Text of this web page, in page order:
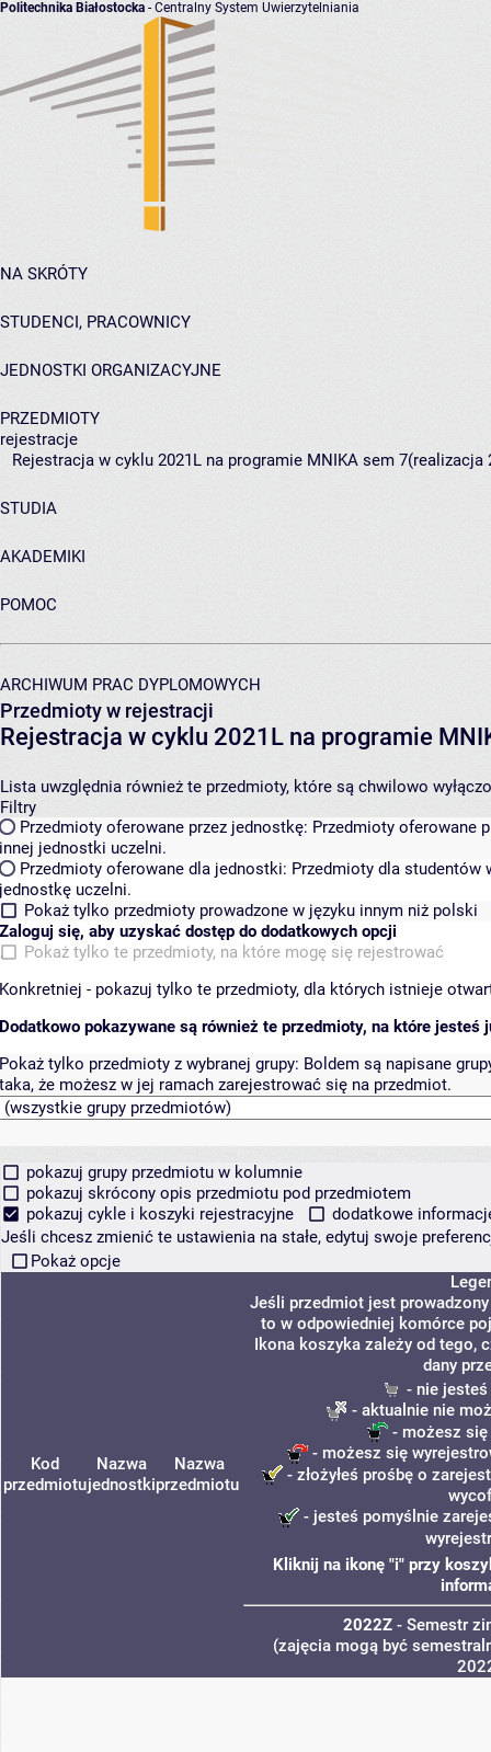
Politechnika Białostocka - Centralny System Uwierzytelniania
NA SKRÓTY
STUDENCI, PRACOWNICY
JEDNOSTKI ORGANIZACYJNE
PRZEDMIOTY
rejestracje
Rejestracja w cyklu 2021L na programie MNIKA sem 7(realizacja
STUDIA
AKADEMIKI
POMOC
ARCHIWUM PRAC DYPLOMOWYCH
Przedmioty w rejestracji
Rejestracja w cyklu 2021L na programie
Lista uwzględnia również te przedmioty, które są chwilowo
Filtry
Przedmioty oferowane przez jednostkę: Przedmioty oferowane
innej jednostki uczelni.
Przedmioty oferowane dla jednostki: Przedmioty dla studentów
jednostkę uczelni.
Pokaż tylko przedmioty prowadzone w języku innym niż polski
Zaloguj się, aby uzyskać dostęp do dodatkowych opcji
Pokaż tylko te przedmioty, na które mogę się rejestrować
Konkretniej - pokazuj tylko te przedmioty, dla których istnieje
Dodatkowo pokazywane są również te przedmioty, na które jesteś
Pokaż tylko przedmioty z wybranej grupy: Boldem są napisane
taka, że możesz w jej ramach zarejestrować się na przedmiot.
pokazuj grupy przedmiotu w kolumnie
pokazuj skrócony opis przedmiotu pod przedmiotem
pokazuj cykle i koszyki rejestracyjne
dodatkowe
Jeśli chcesz zmienić te ustawienia na stałe, edytuj swoje
Pokaż opcje
Kod
przedmiotu
Nazwa
jednostki
Nazwa
przedmiotu
Jeśli przedmiot jest
to w odpowiedniej komórce
Ikona koszyka zależy od tego,
dany
- nie
- aktualnie nie
- możesz się
- możesz się
- złożyłeś prośbę o
- jesteś pomyślnie
Kliknij na ikonę "i" przy
2022Z - Semestr
(zajęcia mogą być